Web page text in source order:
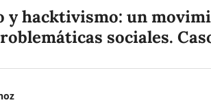
y hacktivismo: un
sociales.